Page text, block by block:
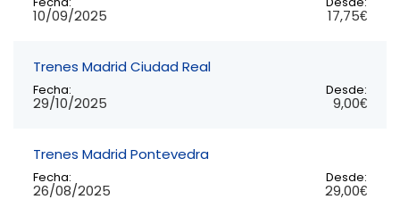
10/09/2025 17,75€
Trenes Madrid Ciudad Real
Fecha:
29/10/2025
Desde:
9,00€
Trenes Madrid Pontevedra
Fecha:
26/08/2025
Desde:
29,00€